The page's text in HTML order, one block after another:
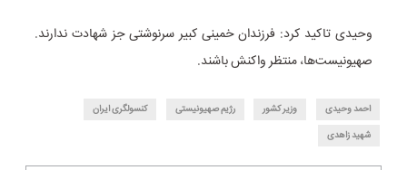
وحیدی تاکید کرد: فرزندان خمینی کبیر سرنوشتی جز شهادت ندارند.‬
‏صهیونیست‌ها، منتظر واکنش باشند.
احمد وحیدی وزیر کشور رژیم صهیونیستی
کنسولگری ایران
شهید زاهدی